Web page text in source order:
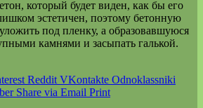
который будет виден, как бы его
эстетичен, поэтому бетонную
под пленку, а образовавшуюся
камнями и засыпать галькой.
Reddit VKontakte Odnoklassniki
Share via Email Print